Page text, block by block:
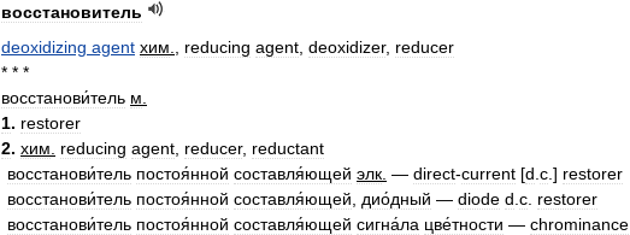
восстановитель
deoxidizing agent хим reducing agent deoxidizer, reducer
* * *
восстанови́тель м
1. restorer
2. хим reducing agent reducer, reductant
восстанови́тель постоя́нной составля́ющей элк — direct-current [d c .] restorer
восстанови́тель постоя́нной составля́ющей дио́дный — diode d c restorer
восстанови́тель постоя́нной составля́ющей сигна́ла цве́тности — chrominance